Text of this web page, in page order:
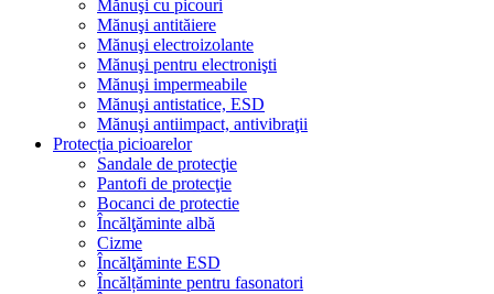
Mănuşi cu picouri
Mănuşi antităiere
Mănuşi electroizolante
Mănuşi pentru electronişti
Mănuşi impermeabile
Mănuşi antistatice, ESD
Mănuşi antiimpact, antivibraţii
Protecția picioarelor
Sandale de protecţie
Pantofi de protecţie
Bocanci de protectie
Încălţăminte albă
Cizme
Încălţăminte ESD
Încălțăminte pentru fasonatori